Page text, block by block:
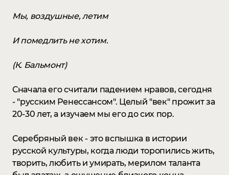
Мы, воздушные, летим
И помедлить не хотим.
(К. Бальмонт)
Сначала его считали падением нравов, сегодня
- "русским Ренессансом". Целый "век" прожит за
20-30 лет, а изучаем мы его до сих пор.
Серебряный век - это вспышка в истории
русской культуры, когда люди торопились жить,
творить, любить и умирать, мерилом таланта